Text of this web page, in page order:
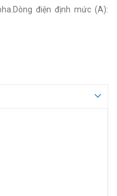
điện định mức (A):